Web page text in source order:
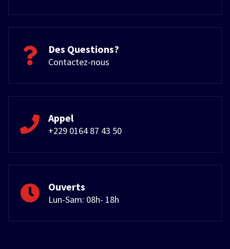
Des Questions?
Contactez-nous
Appel
+229 0164 87 43 50
Ouverts
Lun-Sam: 08h- 18h